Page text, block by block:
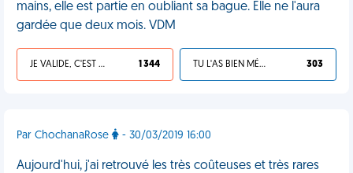
mains, elle est partie en oubliant sa bague. Elle ne l'aura
gardée que deux mois. VDM
JE VALIDE, C'EST UNE VDM 1 344 TU L'AS BIEN MÉRITÉ 303
Par ChochanaRose - 30/03/2019 16:00
Aujourd'hui, j'ai retrouvé les très coûteuses et très rares